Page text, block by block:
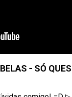
- SÓ